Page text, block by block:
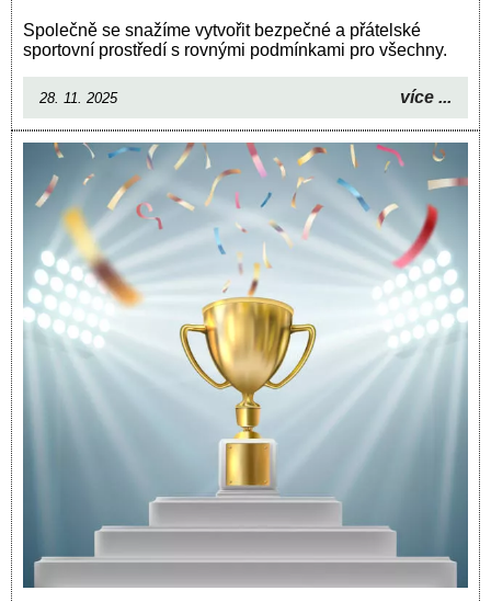
Společně se snažíme vytvořit bezpečné a přátelské
sportovní prostředí s rovnými podmínkami pro všechny.
28. 11. 2025 více ...